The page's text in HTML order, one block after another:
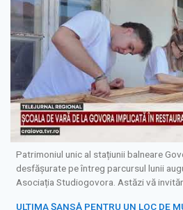
Patrimoniul unic al stațiunii balneare
desfășurate pe întreg parcursul lunii
Asociația Studiogovora. Astăzi vă
ULTIMA ȘANSĂ PENTRU UN LOC DE